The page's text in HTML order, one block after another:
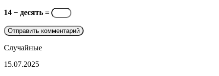
14 − десять =
Случайные
FORM
15.07.2025